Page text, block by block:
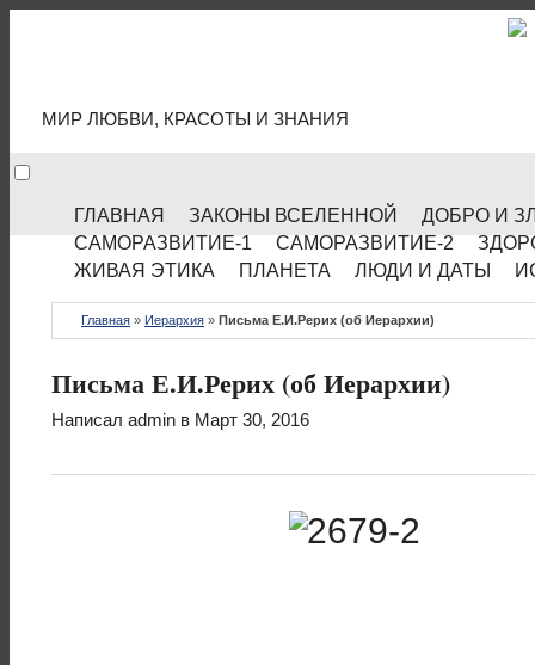
МИР ЛЮБВИ, КРАСОТЫ И ЗНАНИЯ
ГЛАВНАЯ ЗАКОНЫ ВСЕЛЕННОЙ
ДОБРО И
САМОРАЗВИТИЕ-1
САМОРАЗВИТИЕ-2
ЖИВАЯ ЭТИКА
ПЛАНЕТА ЛЮДИ И ДАТЫ
Главная » Иерархия » Письма Е.И.Рерих (об Иерархии)
Письма Е.И.Рерих (об Иерархии)
Написал admin в Март 30, 2016